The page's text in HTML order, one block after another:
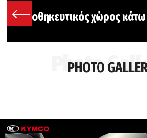
Αποθηκευτικός χώρος
PHOTO